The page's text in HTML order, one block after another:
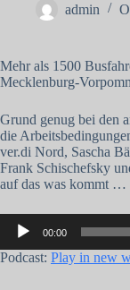
admin
Mehr als 1500
Mecklenburg-
Grund genug bei den
die
ver.di Nord, Sascha
Frank Schischefsky
auf das was kommt …
Audio-
Player
00:00
Podcast: Play in new